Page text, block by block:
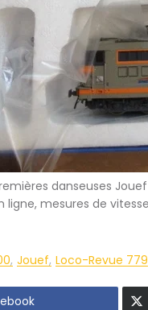
danseuses
mesures de
Jouef Loco-Revue 779